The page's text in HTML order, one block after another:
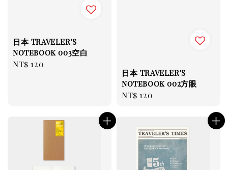
日本 TRAVELER'S
notebook 003空白
Regular
NT$ 120
日本 TRAVELER'S
notebook 002方眼
Regular
NT$ 120